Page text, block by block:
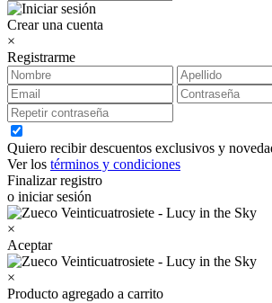
Crear una cuenta
×
Registrarme
Quiero recibir descuentos exclusivos y
Ver los términos y condiciones
Finalizar registro
o iniciar sesión
×
Aceptar
×
Producto agregado a carrito